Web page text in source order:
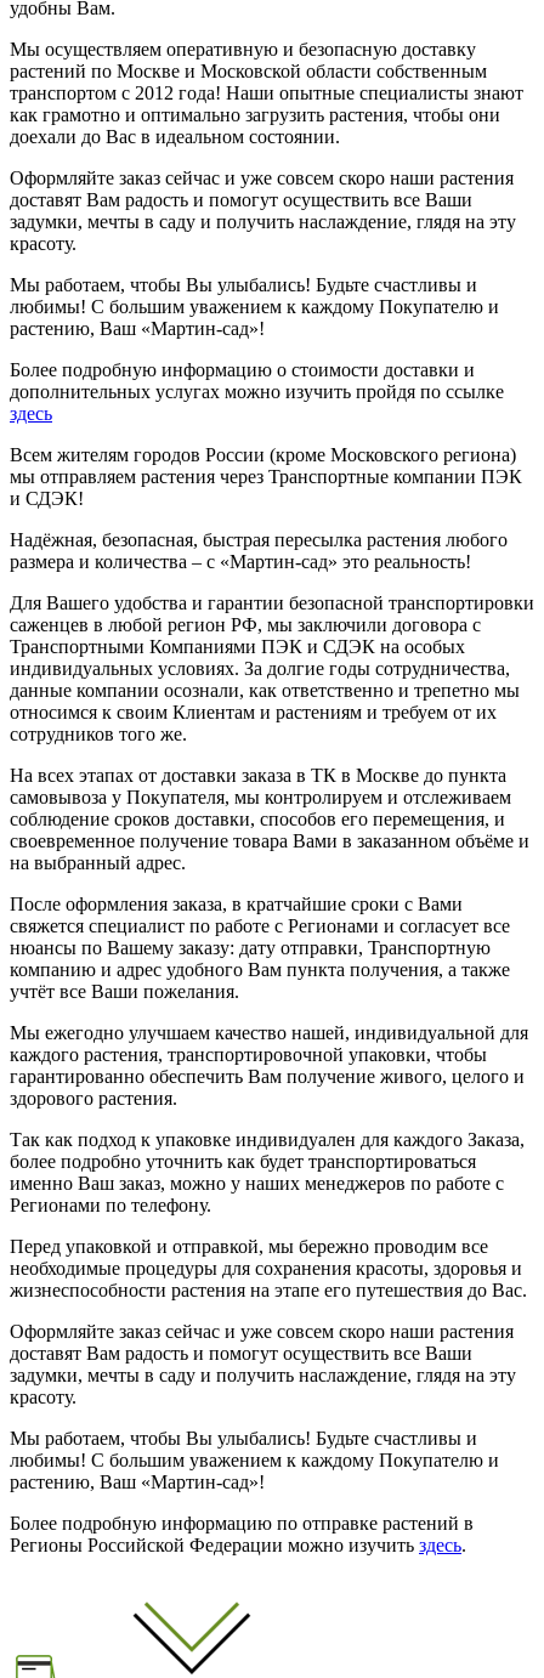
удобны Вам.
Мы осуществляем оперативную и безопасную доставку
растений по Москве и Московской области собственным
транспортом с 2012 года! Наши опытные специалисты знают
как грамотно и оптимально загрузить растения, чтобы они
доехали до Вас в идеальном состоянии.
Оформляйте заказ сейчас и уже совсем скоро наши растения
доставят Вам радость и помогут осуществить все Ваши
задумки, мечты в саду и получить наслаждение, глядя на эту
красоту.
Мы работаем, чтобы Вы улыбались! Будьте счастливы и
любимы! С большим уважением к каждому Покупателю и
растению, Ваш «Мартин-сад»!
Более подробную информацию о стоимости доставки и
дополнительных услугах можно изучить пройдя по ссылке
здесь
Всем жителям городов России (кроме Московского региона)
мы отправляем растения через Транспортные компании ПЭК
и СДЭК!
Надёжная, безопасная, быстрая пересылка растения любого
размера и количества – с «Мартин-сад» это реальность!
Для Вашего удобства и гарантии безопасной транспортировки
саженцев в любой регион РФ, мы заключили договора с
Транспортными Компаниями ПЭК и СДЭК на особых
индивидуальных условиях. За долгие годы сотрудничества,
данные компании осознали, как ответственно и трепетно мы
относимся к своим Клиентам и растениям и требуем от их
сотрудников того же.
На всех этапах от доставки заказа в ТК в Москве до пункта
самовывоза у Покупателя, мы контролируем и отслеживаем
соблюдение сроков доставки, способов его перемещения, и
своевременное получение товара Вами в заказанном объёме и
на выбранный адрес.
После оформления заказа, в кратчайшие сроки с Вами
свяжется специалист по работе с Регионами и согласует все
нюансы по Вашему заказу: дату отправки, Транспортную
компанию и адрес удобного Вам пункта получения, а также
учтёт все Ваши пожелания.
Мы ежегодно улучшаем качество нашей, индивидуальной для
каждого растения, транспортировочной упаковки, чтобы
гарантированно обеспечить Вам получение живого, целого и
здорового растения.
Так как подход к упаковке индивидуален для каждого Заказа,
более подробно уточнить как будет транспортироваться
именно Ваш заказ, можно у наших менеджеров по работе с
Регионами по телефону.
Перед упаковкой и отправкой, мы бережно проводим все
необходимые процедуры для сохранения красоты, здоровья и
жизнеспособности растения на этапе его путешествия до Вас.
Оформляйте заказ сейчас и уже совсем скоро наши растения
доставят Вам радость и помогут осуществить все Ваши
задумки, мечты в саду и получить наслаждение, глядя на эту
красоту.
Мы работаем, чтобы Вы улыбались! Будьте счастливы и
любимы! С большим уважением к каждому Покупателю и
растению, Ваш «Мартин-сад»!
Более подробную информацию по отправке растений в
Регионы Российской Федерации можно изучить здесь.